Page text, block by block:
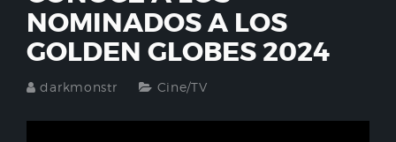
NOMINADOS A LOS
GOLDEN GLOBES 2024
darkmonstr Cine/TV